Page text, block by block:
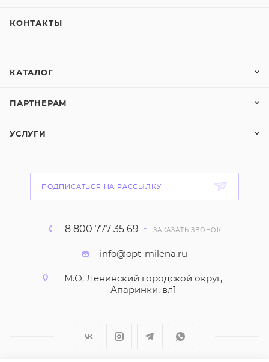
КОНТАКТЫ
КАТАЛОГ
ПАРТНЕРАМ
УСЛУГИ
ПОДПИСАТЬСЯ НА РАССЫЛКУ
8 800 777 35 69 ЗАКАЗАТЬ ЗВОНОК
info@opt-milena.ru
М.О, Ленинский городской округ,
Апаринки, вл1